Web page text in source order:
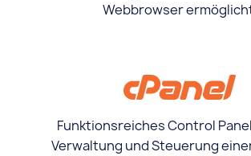
Webbrowser
Funktionsreiches Control
Verwaltung und Steuerung